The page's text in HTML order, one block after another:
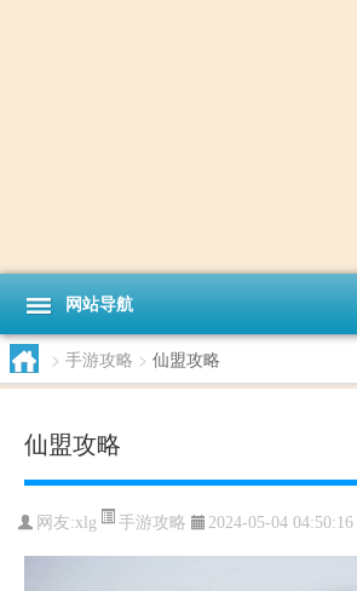
网站导航
> 手游攻略 > 仙盟攻略
仙盟攻略
网友:xlg 手游攻略 2024-05-04 04:50:16